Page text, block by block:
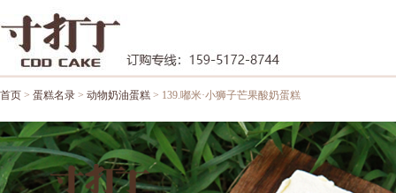
首页 > 蛋糕名录 > 动物奶油蛋糕 > 139.嘟米·小狮子芒果酸奶蛋糕